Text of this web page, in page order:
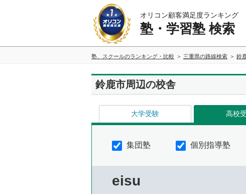
オリコン顧客満足度ランキング
塾・学習塾 検索
塾、スクールのランキング・比較 三重県の路線検索 鈴
鈴鹿市周辺の校舎
大学受験 高校
集団塾 個別指導塾
eisu